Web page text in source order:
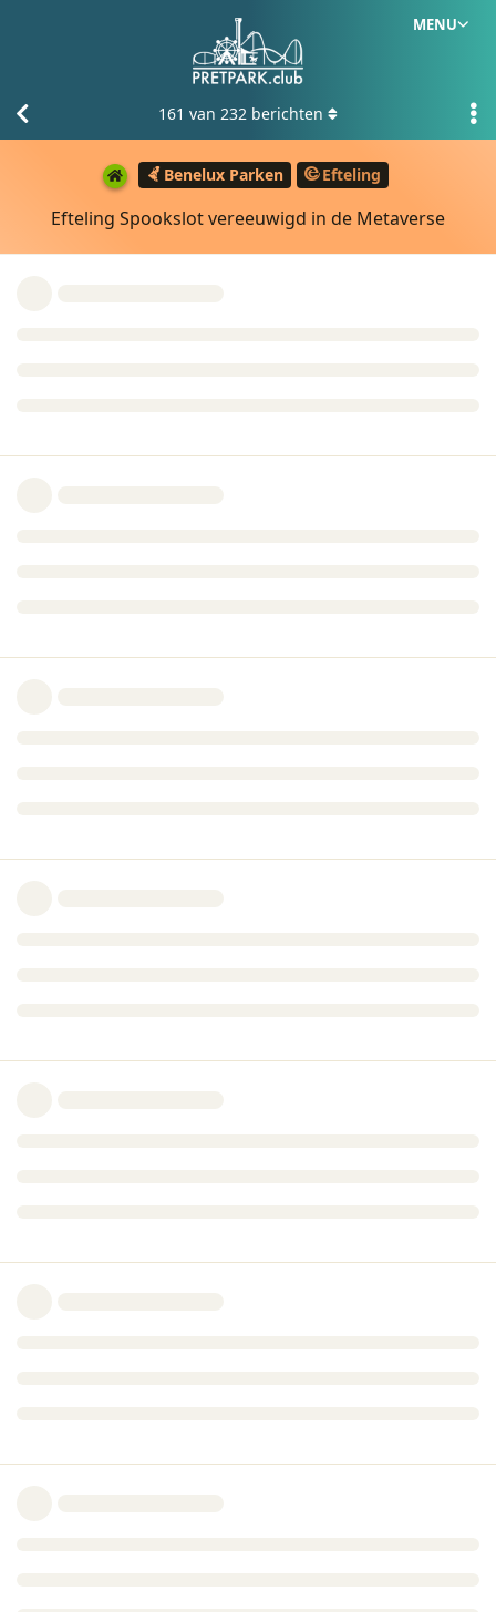
MENU
Benelux Parken Efteling
Efteling Spookslot vereeuwigd in de Metaverse
161 van 232 berichten